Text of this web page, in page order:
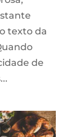
texto da
de